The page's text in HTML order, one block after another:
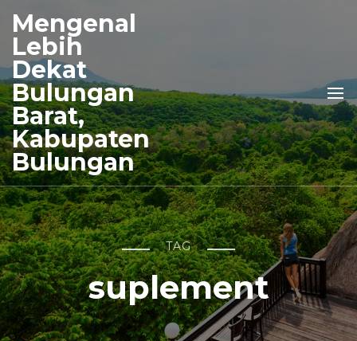
Mengenal
Lebih
Dekat
Bulungan
Barat,
Kabupaten
Bulungan
TAG
suplement